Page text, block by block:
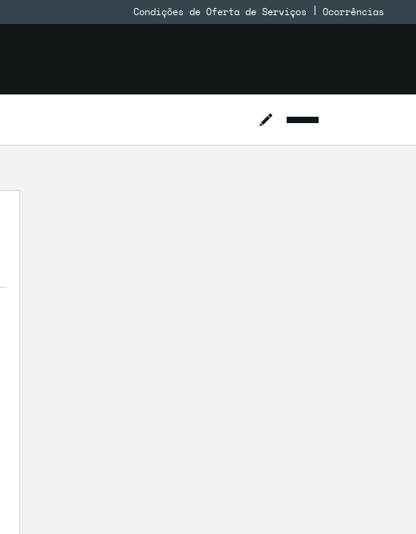
Condições de Oferta de Serviços Ocorrências